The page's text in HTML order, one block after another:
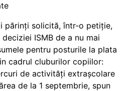
părinți solicită, într-o petiție,
deciziei ISMB de a nu mai
pentru posturile la plata
cadrul cluburilor copiilor:
de activități extrașcolare
de la 1 septembrie, spun